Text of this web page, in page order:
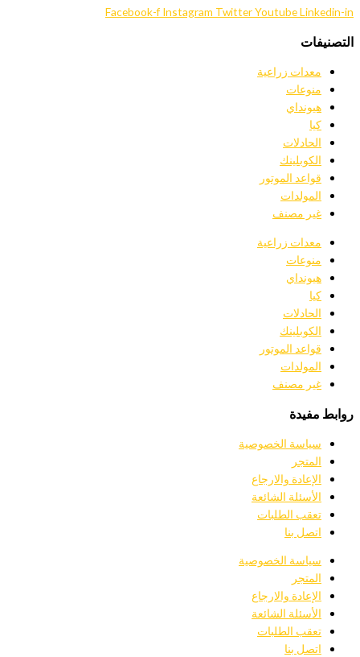
Facebook-f Instagram TwitterYoutubeLinkedin-in
التصنيفات
معدات زراعية
منوعات
هيونداي
كيا
الحادلات
الكوبلينك
قواعد الموتور
المولدات
غير مصنف
معدات زراعية
منوعات
هيونداي
كيا
الحادلات
الكوبلينك
قواعد الموتور
المولدات
غير مصنف
روابط مفيدة
سياسة الخصوصية
المتجر
الإعادة والارجاع
الأسئلة الشائعة
تعقب الطلبات
اتصل بنا
سياسة الخصوصية
المتجر
الإعادة والارجاع
الأسئلة الشائعة
تعقب الطلبات
اتصل بنا